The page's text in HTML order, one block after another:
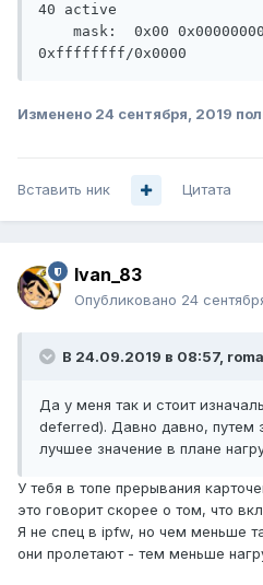
40 active
0xffffffff/0x0000
Изменено 24 сентября, 2019
Вставить ник Цитата
Ivan_83
Опубликовано 24
В 24.09.2019 в 08:57,
Да у меня так и стоит
deferred). Давно давно, путем
лучшее значение в плане
У тебя в топе прерывания
это говорит скорее о том, что
Я не спец в ipfw, но чем меньше
они пролетают - тем меньше